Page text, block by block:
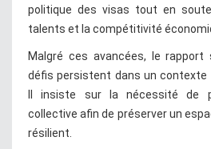
politique des visas tout en
talents et la compétitivité
Malgré ces avancées, le rapport
défis persistent dans un contexte
Il insiste sur la nécessité de
collective afin de préserver un
résilient.